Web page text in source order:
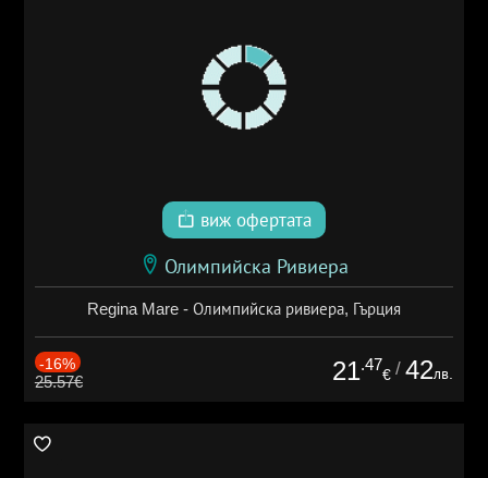
виж офертата
Олимпийска Ривиера
Regina Mare - Олимпийска ривиера, Гърция
-16%
25.57€ 21.47
€ / 42лв.